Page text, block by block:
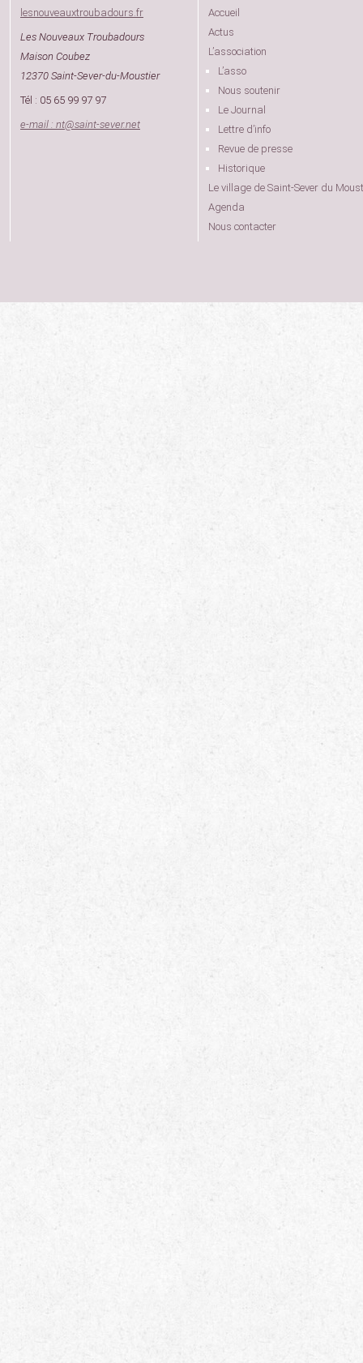
lesnouveauxtroubadours.fr
Les Nouveaux Troubadours
Maison Coubez
12370 Saint-Sever-du-Moustier
Tél : 05 65 99 97 97
e-mail : nt@saint-sever.net
Accueil
Actus
L’association
L’asso
Nous soutenir
Le Journal
Lettre d’info
Revue de presse
Historique
Le village de Saint-Sever du
Agenda
Nous contacter